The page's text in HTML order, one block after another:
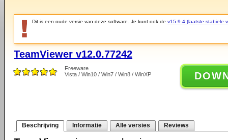
Dit is een oude versie van deze software. Je kunt ook de v15.9.4 (laatste stabiele
TeamViewer v12.0.77242
Freeware
Vista / Win10 / Win7 / Win8 / WinXP
Beschrijving Informatie Alle versies Reviews